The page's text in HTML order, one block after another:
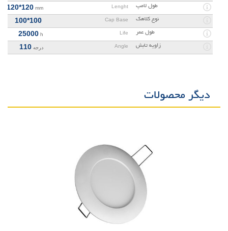
طول لامپ Lenght
mm
120*120
نوع کلاهک Cap Base
100*100
طول عمر Life
h
25000
زاویه تابش Angle درجه 110
دیگر محصولات